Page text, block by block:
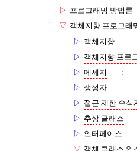
▷ 프로그래밍 방법론
▽ 객체지향 프로그래
▷ 객체지향 :
▷ 객체지향 프로
▷ 메세지 :
▷ 생성자 :
▷ 접근 제한 수식
▷ 추상 클래스
▷ 인터페이스
▽ 객체,클래스,인